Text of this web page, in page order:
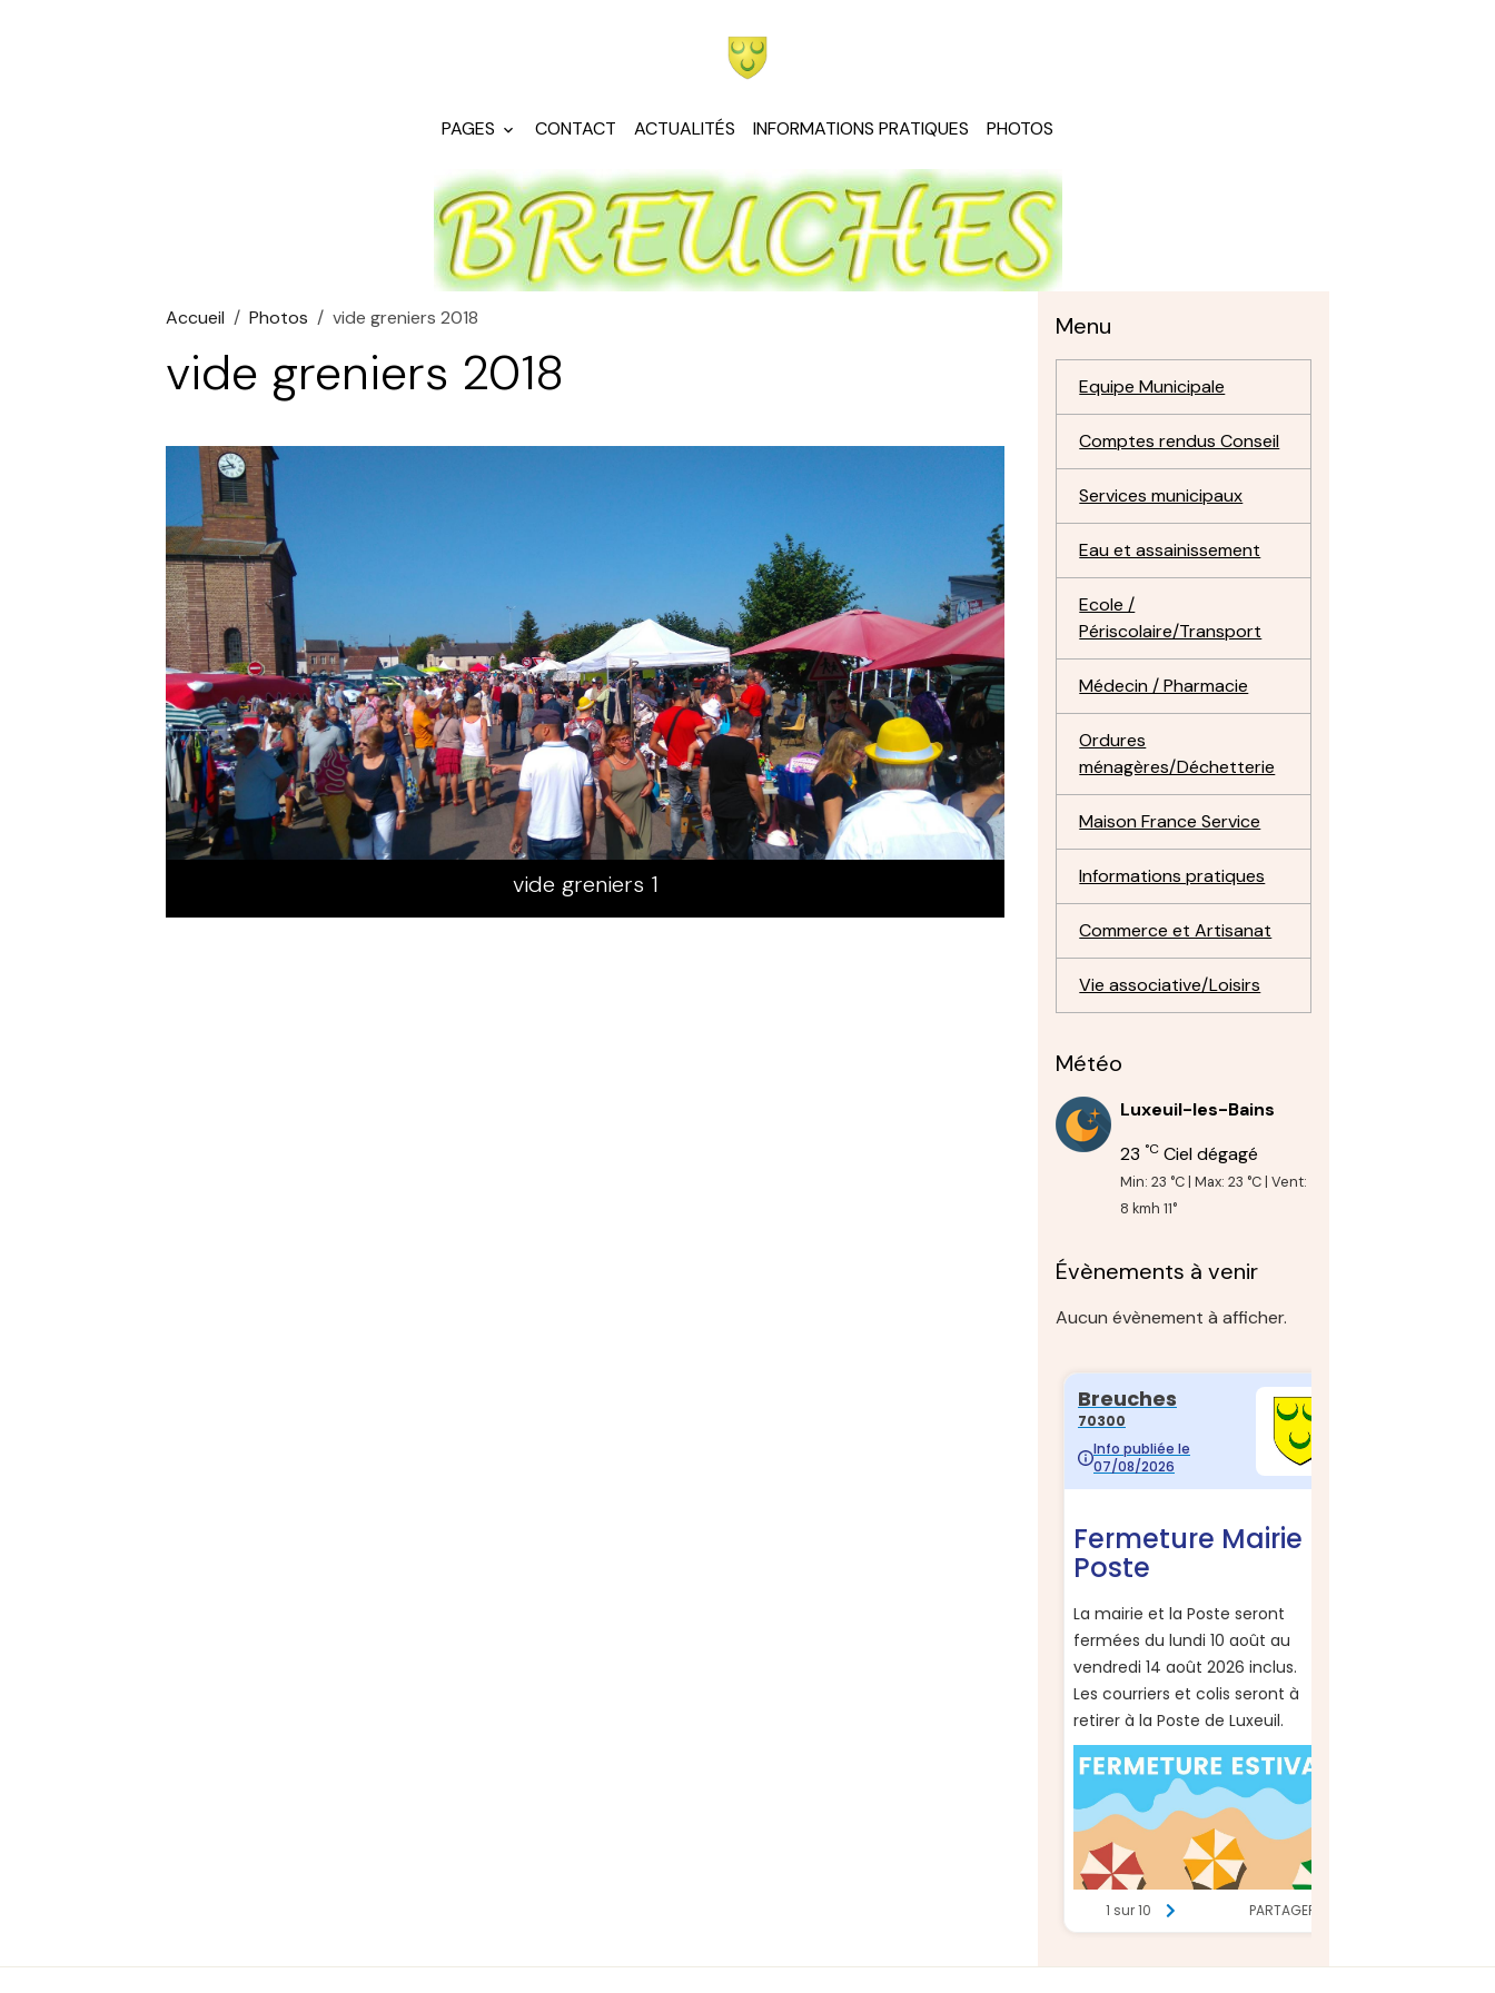
PAGES CONTACT ACTUALITÉS INFORMATIONS PRATIQUES PHOTOS
Accueil Photos vide greniers 2018
vide greniers 2018
vide greniers 1
Menu
Equipe Municipale
Comptes rendus Conseil
Services municipaux
Eau et assainissement
Ecole /
Périscolaire/Transport
Médecin / Pharmacie
Ordures
ménagères/Déchetterie
Maison France Service
Informations pratiques
Commerce et Artisanat
Vie associative/Loisirs
Météo
Luxeuil-les-Bains
23 °C Ciel dégagé
Min: 23 °C | Max: 23 °C | Vent:
8 kmh 11°
Évènements à venir
Aucun évènement à afficher.